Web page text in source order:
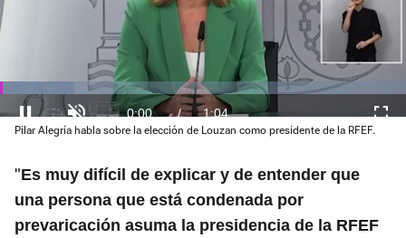
Unmute Current
Time
0:00 / Duration
1:04
Loaded
El sonido está silenciado, puedes
activarlo desde la barra de control
Pilar Alegría habla sobre la elección de Louzan como presidente de la RFEF.
"Es muy difícil de explicar y de entender que
una persona que está condenada por
prevaricación asuma la presidencia de la RFEF